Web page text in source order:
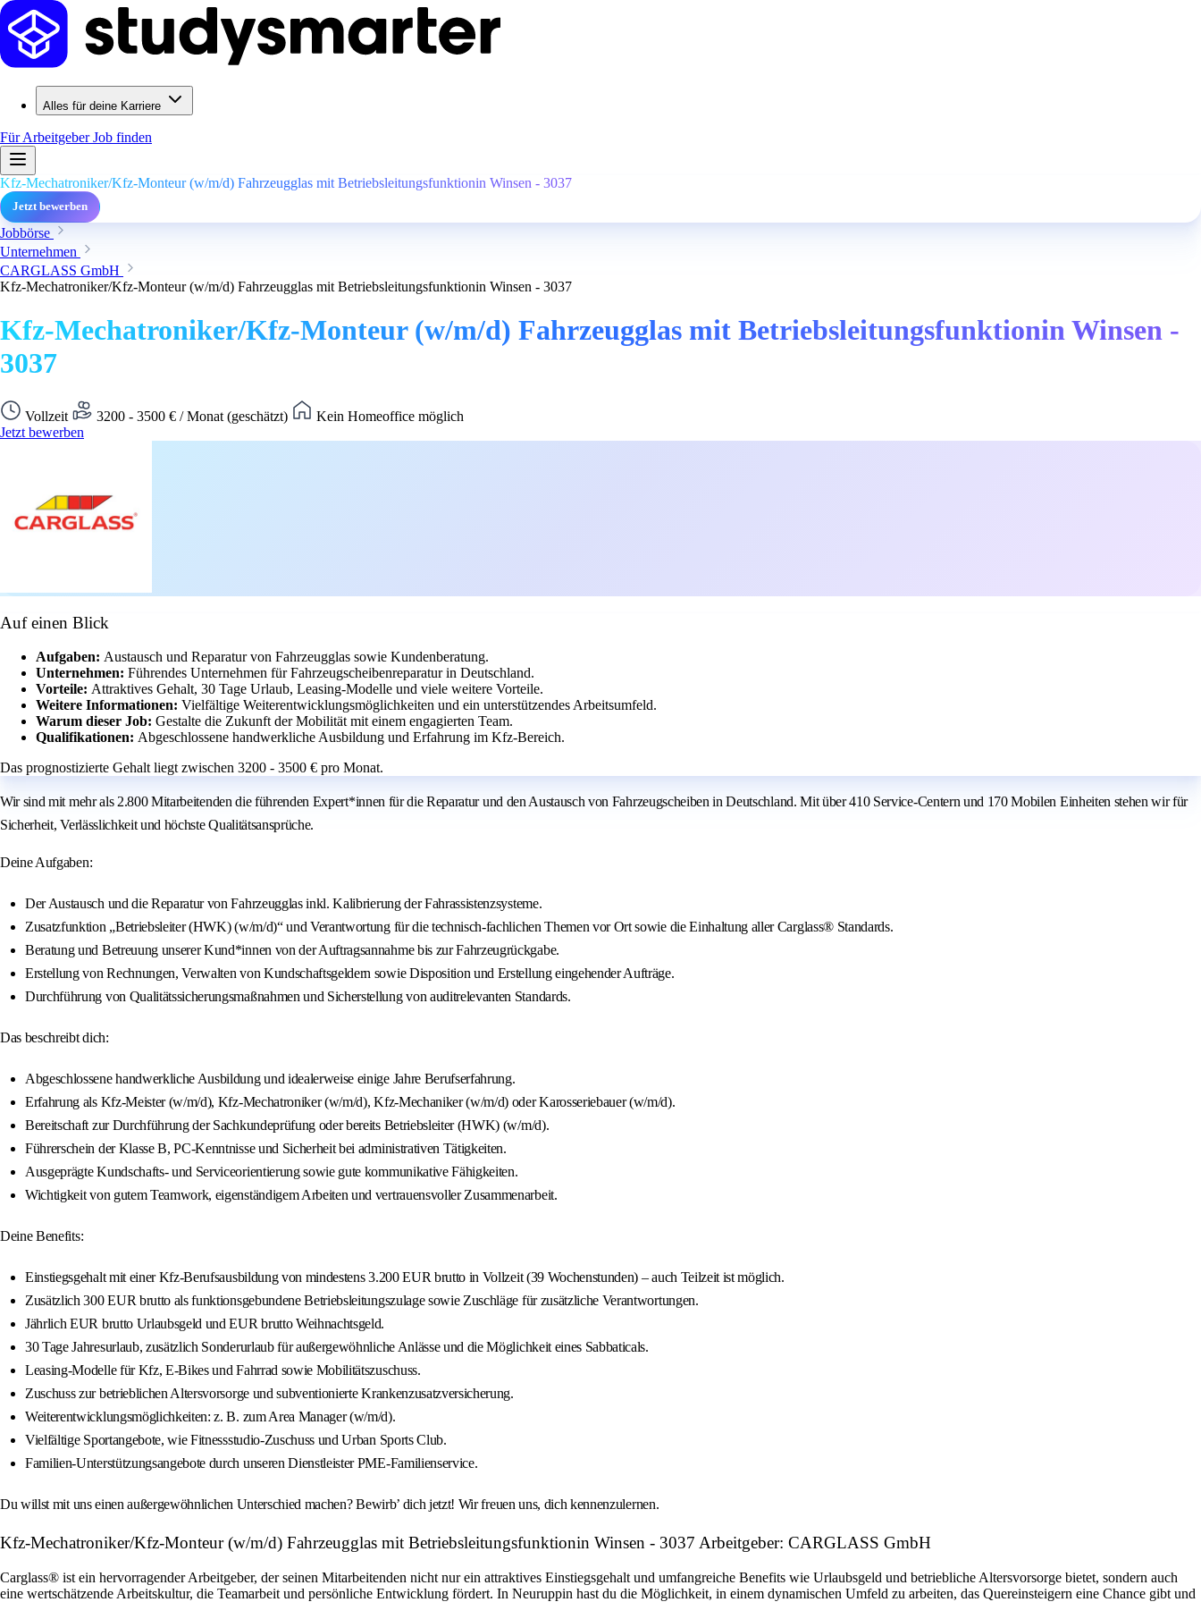
Alles für deine Karriere
Für ArbeitgeberJob finden
Kfz-Mechatroniker/Kfz-Monteur (w/m/d) Fahrzeugglas mit Betriebsleitungsfunktionin Winsen - 3037
Jetzt bewerben
Jobbörse
Unternehmen
CARGLASS GmbH
Kfz-Mechatroniker/Kfz-Monteur (w/m/d) Fahrzeugglas mit Betriebsleitungsfunktionin Winsen - 3037
Kfz-Mechatroniker/Kfz-Monteur (w/m/d) Fahrzeugglas mit Betriebsleitungsfunktionin Winsen -
3037
Vollzeit 3200 - 3500 € / Monat (geschätzt)
Kein Homeoffice möglich
Jetzt bewerben
Auf einen Blick
Aufgaben: Austausch und Reparatur von Fahrzeugglas sowie Kundenberatung.
Unternehmen: Führendes Unternehmen für Fahrzeugscheibenreparatur in Deutschland.
Vorteile: Attraktives Gehalt, 30 Tage Urlaub, Leasing-Modelle und viele weitere Vorteile.
Weitere Informationen: Vielfältige Weiterentwicklungsmöglichkeiten und ein unterstützendes Arbeitsumfeld.
Warum dieser Job: Gestalte die Zukunft der Mobilität mit einem engagierten Team.
Qualifikationen: Abgeschlossene handwerkliche Ausbildung und Erfahrung im Kfz-Bereich.
Das prognostizierte Gehalt liegt zwischen 3200 - 3500 € pro Monat.
Wir sind mit mehr als 2.800 Mitarbeitenden die führenden Expert*innen für die Reparatur und den Austausch von Fahrzeugscheiben in Deutschland. Mit über 410 Service-Centern und 170 Mobilen Einheiten stehen wir für
Sicherheit, Verlässlichkeit und höchste Qualitätsansprüche.
Deine Aufgaben:
Der Austausch und die Reparatur von Fahrzeugglas inkl. Kalibrierung der Fahrassistenzsysteme.
Zusatzfunktion „Betriebsleiter (HWK) (w/m/d)“ und Verantwortung für die technisch-fachlichen Themen vor Ort sowie die Einhaltung aller Carglass® Standards.
Beratung und Betreuung unserer Kund*innen von der Auftragsannahme bis zur Fahrzeugrückgabe.
Erstellung von Rechnungen, Verwalten von Kundschaftsgeldern sowie Disposition und Erstellung eingehender Aufträge.
Durchführung von Qualitätssicherungsmaßnahmen und Sicherstellung von auditrelevanten Standards.
Das beschreibt dich:
Abgeschlossene handwerkliche Ausbildung und idealerweise einige Jahre Berufserfahrung.
Erfahrung als Kfz-Meister (w/m/d), Kfz-Mechatroniker (w/m/d), Kfz-Mechaniker (w/m/d) oder Karosseriebauer (w/m/d).
Bereitschaft zur Durchführung der Sachkundeprüfung oder bereits Betriebsleiter (HWK) (w/m/d).
Führerschein der Klasse B, PC-Kenntnisse und Sicherheit bei administrativen Tätigkeiten.
Ausgeprägte Kundschafts- und Serviceorientierung sowie gute kommunikative Fähigkeiten.
Wichtigkeit von gutem Teamwork, eigenständigem Arbeiten und vertrauensvoller Zusammenarbeit.
Deine Benefits:
Einstiegsgehalt mit einer Kfz-Berufsausbildung von mindestens 3.200 EUR brutto in Vollzeit (39 Wochenstunden) – auch Teilzeit ist möglich.
Zusätzlich 300 EUR brutto als funktionsgebundene Betriebsleitungszulage sowie Zuschläge für zusätzliche Verantwortungen.
Jährlich EUR brutto Urlaubsgeld und EUR brutto Weihnachtsgeld.
30 Tage Jahresurlaub, zusätzlich Sonderurlaub für außergewöhnliche Anlässe und die Möglichkeit eines Sabbaticals.
Leasing-Modelle für Kfz, E-Bikes und Fahrrad sowie Mobilitätszuschuss.
Zuschuss zur betrieblichen Altersvorsorge und subventionierte Krankenzusatzversicherung.
Weiterentwicklungsmöglichkeiten: z. B. zum Area Manager (w/m/d).
Vielfältige Sportangebote, wie Fitnessstudio-Zuschuss und Urban Sports Club.
Familien-Unterstützungsangebote durch unseren Dienstleister PME-Familienservice.
Du willst mit uns einen außergewöhnlichen Unterschied machen? Bewirb’ dich jetzt! Wir freuen uns, dich kennenzulernen.
Kfz-Mechatroniker/Kfz-Monteur (w/m/d) Fahrzeugglas mit Betriebsleitungsfunktionin Winsen - 3037 Arbeitgeber: CARGLASS GmbH
Carglass® ist ein hervorragender Arbeitgeber, der seinen Mitarbeitenden nicht nur ein attraktives Einstiegsgehalt und umfangreiche Benefits wie Urlaubsgeld und betriebliche Altersvorsorge bietet, sondern auch
eine wertschätzende Arbeitskultur, die Teamarbeit und persönliche Entwicklung fördert. In Neuruppin hast du die Möglichkeit, in einem dynamischen Umfeld zu arbeiten, das Quereinsteigern eine Chance gibt und